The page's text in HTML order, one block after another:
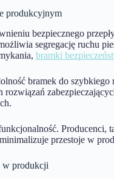
produkcyjnym
bezpiecznego
segregację ruchu
bramki
bramek do
przestoje w
w produkcji